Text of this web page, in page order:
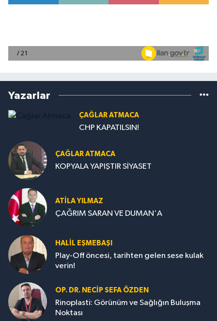
Yazarlar
ÇAĞLAR ATMACA
CHP KAPATILSIN!
ÇAĞLAR ATMACA
KOPYALA YAPIŞTIR SİYASET
ATILA YILMAZ
ÇAĞRIM SARAN VE DUMAN'A
HALIL EŞMEBAŞI
Play-Off öncesi, tarihten gelen sese kulak
verin!
OP. DR. NECIP SEFA ÖZDEN
Rinoplasti: Görünüm ve Sağlığın Buluşma
Noktası